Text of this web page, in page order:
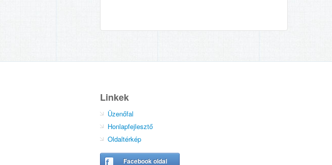
Linkek
Üzenőfal
Honlapfejlesztő
Oldaltérkép
Facebook oldal